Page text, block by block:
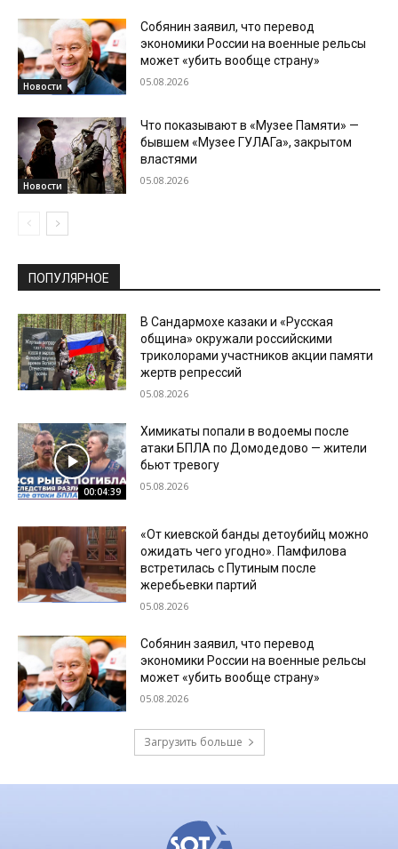
Новости
Собянин заявил, что перевод
экономики России на военные рельсы
может «убить вообще страну»
05.08.2026
Новости
Что показывают в «Музее Памяти» —
бывшем «Музее ГУЛАГа», закрытом
властями
05.08.2026
ПОПУЛЯРНОЕ
В Сандармохе казаки и «Русская
община» окружали российскими
триколорами участников акции памяти
жертв репрессий
05.08.2026
00:04:39
Химикаты попали в водоемы после
атаки БПЛА по Домодедово — жители
бьют тревогу
05.08.2026
«От киевской банды детоубийц можно
ожидать чего угодно». Памфилова
встретилась с Путиным после
жеребьевки партий
05.08.2026
Собянин заявил, что перевод
экономики России на военные рельсы
может «убить вообще страну»
05.08.2026
Загрузить больше